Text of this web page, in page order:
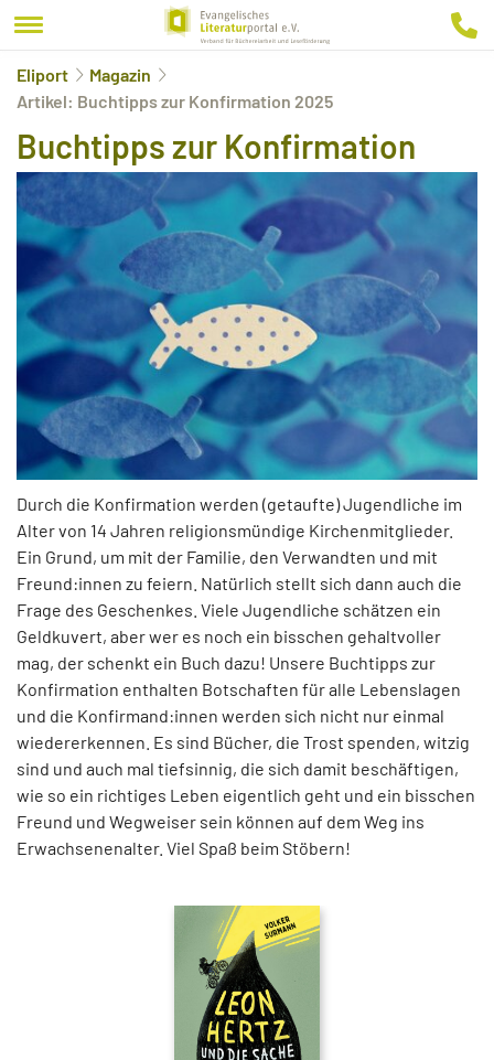
Eliport
Magazin
Artikel: Buchtipps zur Konfirmation 2025
Buchtipps zur Konfirmation
Durch die Konfirmation werden (getaufte) Jugendliche im
Alter von 14 Jahren religionsmündige Kirchenmitglieder.
Ein Grund, um mit der Familie, den Verwandten und mit
Freund:innen zu feiern. Natürlich stellt sich dann auch die
Frage des Geschenkes. Viele Jugendliche schätzen ein
Geldkuvert, aber wer es noch ein bisschen gehaltvoller
mag, der schenkt ein Buch dazu! Unsere Buchtipps zur
Konfirmation enthalten Botschaften für alle Lebenslagen
und die Konfirmand:innen werden sich nicht nur einmal
wiedererkennen. Es sind Bücher, die Trost spenden, witzig
sind und auch mal tiefsinnig, die sich damit beschäftigen,
wie so ein richtiges Leben eigentlich geht und ein bisschen
Freund und Wegweiser sein können auf dem Weg ins
Erwachsenenalter. Viel Spaß beim Stöbern!